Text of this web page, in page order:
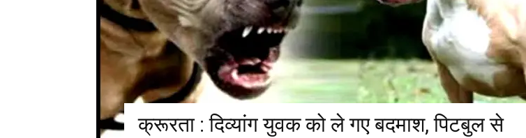
क्रूरता : दिव्यांग युवक को ले गए बदमाश, पिटबुल से